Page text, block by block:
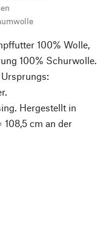
100% Wolle,
100% Schurwolle.
Hergestellt in
108,5 cm an der